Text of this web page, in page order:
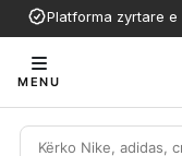
Platforma zyrtare e
MENU